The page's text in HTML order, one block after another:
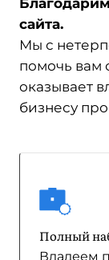
сайта.
Мы с
помочь вам
оказывает
бизнесу
Полный
Владеем